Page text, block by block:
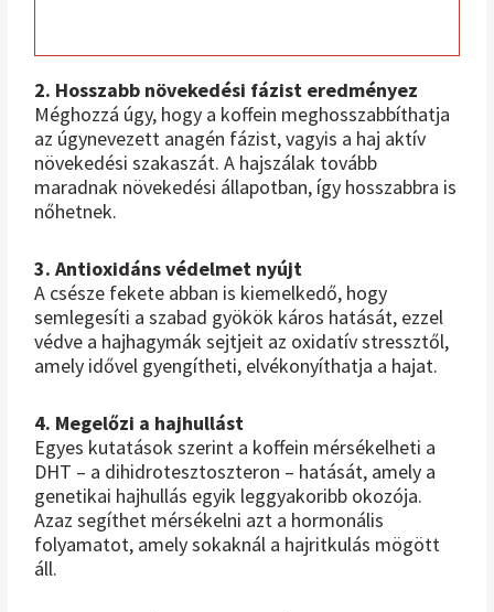
2. Hosszabb növekedési fázist eredményez
Méghozzá úgy, hogy a koffein meghosszabbíthatja
az úgynevezett anagén fázist, vagyis a haj aktív
növekedési szakaszát. A hajszálak tovább
maradnak növekedési állapotban, így hosszabbra is
nőhetnek.
3. Antioxidáns védelmet nyújt
A csésze fekete abban is kiemelkedő, hogy
semlegesíti a szabad gyökök káros hatását, ezzel
védve a hajhagymák sejtjeit az oxidatív stressztől,
amely idővel gyengítheti, elvékonyíthatja a hajat.
4. Megelőzi a hajhullást
Egyes kutatások szerint a koffein mérsékelheti a
DHT – a dihidrotesztoszteron – hatását, amely a
genetikai hajhullás egyik leggyakoribb okozója.
Azaz segíthet mérsékelni azt a hormonális
folyamatot, amely sokaknál a hajritkulás mögött
áll.